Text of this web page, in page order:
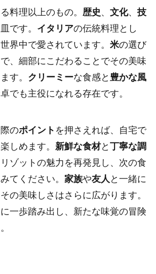
料理以上のもの。 歴史、 文化、技
です。 イタリアの伝統料理とし
界中で愛されています。 米の選び
、細部にこだわることでその美味
す。 クリーミーな食感と 豊かな風
でも主役になれる存在です。
のポイント を押さえれば、自宅で
しめます。 新鮮な食材と丁寧な調
ゾットの魅力を再発見し、次の食
てください。 家族や友人 と一緒に
の美味しさはさらに広がります。
一歩踏み出し、新たな味覚の冒険